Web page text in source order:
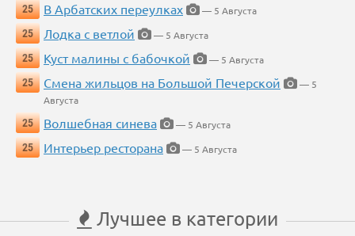
25
В Арбатских переулках
— 5 Августа
25
Лодка с ветлой
— 5 Августа
25
Куст малины с бабочкой
— 5 Августа
25
Смена жильцов на Большой Печерской
— 5
Августа
25
Волшебная синева
— 5 Августа
25
Интерьер ресторана — 5 Августа
Лучшее в категории